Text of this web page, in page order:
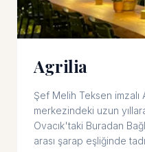
Agrilia
Şef Melih Teksen imzalı
merkezindeki uzun
Ovacık'taki Buradan
arası şarap eşliğinde